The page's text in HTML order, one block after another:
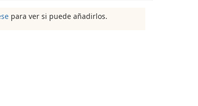
para ver si puede añadirlos.